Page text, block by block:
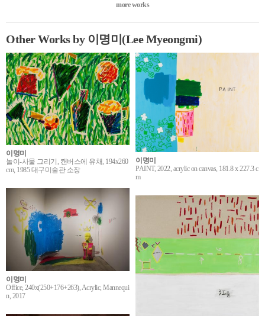
more works
Other Works by 이명미(Lee Myeongmi)
이명미
놀이-사물 그리기, 캔버스에 유채, 194x260
cm, 1985 대구미술관 소장
이명미
PAINT, 2022, acrylic on canvas, 181.8 x 227.3 c
m
이명미
Office, 240x(250+176+263), Acrylic, Mannequi
n, 2017